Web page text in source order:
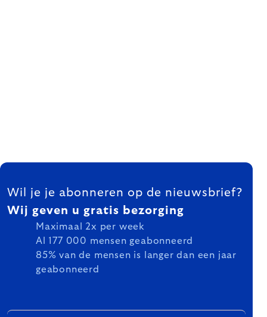
FOOTER
Wil je je abonneren op de nieuwsbrief?
Wij geven u gratis bezorging
Maximaal 2x per week
Al 177 000 mensen geabonneerd
85% van de mensen is langer dan een jaar
geabonneerd